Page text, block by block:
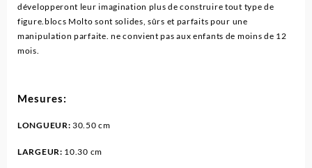
développeront leur imagination plus de construire tout type de
figure.blocs Molto sont solides, sûrs et parfaits pour une
manipulation parfaite. ne convient pas aux enfants de moins de 12
mois.
Mesures:
LONGUEUR: 30.50 cm
LARGEUR: 10.30 cm